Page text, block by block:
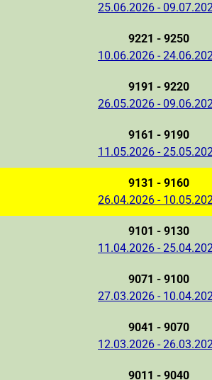
25.06.2026 -
9221 - 9250
10.06.2026 -
9191 - 9220
26.05.2026 -
9161 - 9190
11.05.2026 -
9131 - 9160
26.04.2026 -
9101 - 9130
11.04.2026 -
9071 - 9100
27.03.2026 -
9041 - 9070
12.03.2026 -
9011 - 9040